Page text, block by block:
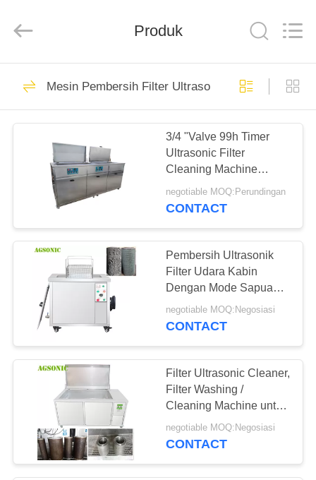
RUMAH
PRODUK
TAMPILAN
TENTANG
KAMI
TUR
PABRIK
KONTROL
KUALITAS
HUBUNGI
KAMI
limited.
Industri pembersih
345
Otomotif Ultrasonic
Cleaner
104
Pembersih Mesin
Ultrasonik
139
Produk
Mesin Pembersih Filter Ultrasonic
3/4 "Valve 99h Timer
Ultrasonic Filter
Cleaning Machine
12KW SUS304
negotiable MOQ:Perundingan
CONTACT
Pembersih Ultrasonik
Filter Udara Kabin
Dengan Mode Sapuan
Frekuensi
negotiable MOQ:Negosiasi
CONTACT
Filter Ultrasonic Cleaner,
Filter Washing /
Cleaning Machine untuk
Menghilangkan Debu
Minyak Karat Karbon
negotiable MOQ:Negosiasi
CONTACT